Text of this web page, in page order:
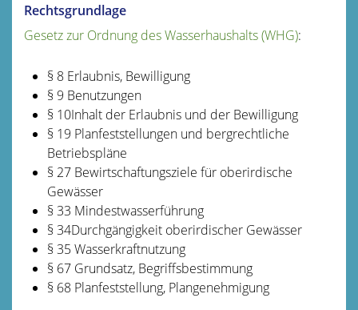
Rechtsgrundlage
Gesetz zur Ordnung des Wasserhaushalts (WHG):
§ 8 Erlaubnis, Bewilligung
§ 9 Benutzungen
§ 10Inhalt der Erlaubnis und der Bewilligung
§ 19 Planfeststellungen und bergrechtliche
Betriebspläne
§ 27 Bewirtschaftungsziele für oberirdische
Gewässer
§ 33 Mindestwasserführung
§ 34Durchgängigkeit oberirdischer Gewässer
§ 35 Wasserkraftnutzung
§ 67 Grundsatz, Begriffsbestimmung
§ 68 Planfeststellung, Plangenehmigung